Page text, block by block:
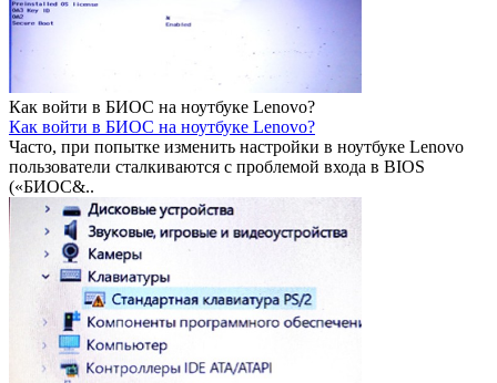
Как войти в БИОС на ноутбуке Lenovo?
Как войти в БИОС на ноутбуке Lenovo?
Часто, при попытке изменить настройки в ноутбуке Lenovo
пользователи сталкиваются с проблемой входа в BIOS
(«БИОС&..